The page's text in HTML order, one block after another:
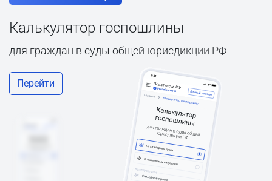
Калькулятор госпошлины
для граждан в суды общей юрисдикции РФ
Перейти